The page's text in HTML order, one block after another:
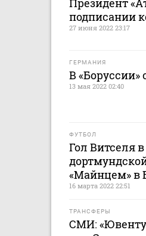
Президент
подписании
27 июня 2022 23:17
ГЕРМАНИЯ
В «Боруссии»
13 мая 2022 02:40
ФУТБОЛ
Гол Витселя
«Майнцем» в
16 марта 2022 22:51
ТРАНСФЕРЫ
СМИ: